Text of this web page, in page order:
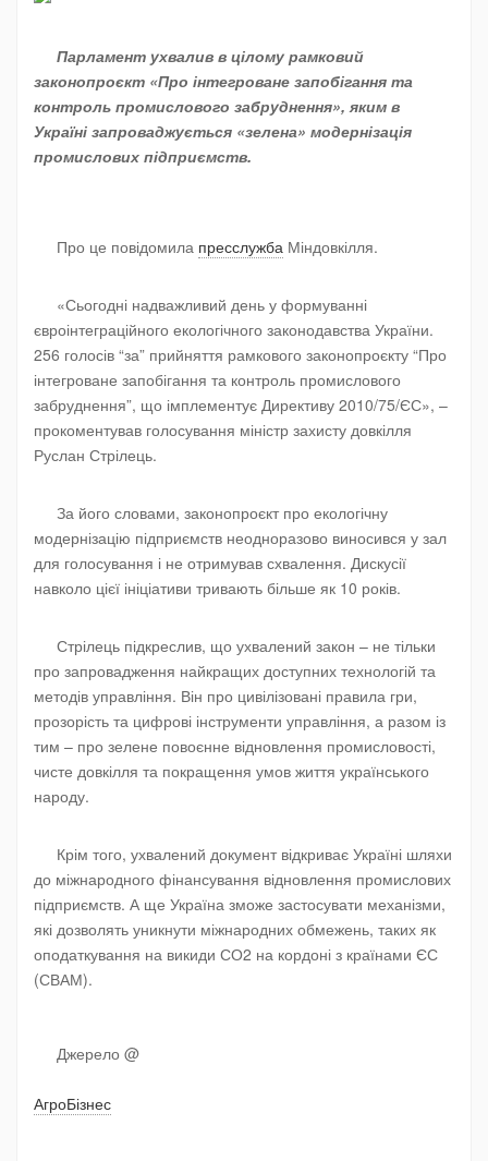
Парламент ухвалив в цілому рамковий
законопроєкт «Про інтегроване запобігання та
контроль промислового забруднення», яким в
Україні запроваджується «зелена» модернізація
промислових підприємств.
Про це повідомила пресслужба Міндовкілля.
«Сьогодні надважливий день у формуванні
євроінтеграційного екологічного законодавства України.
256 голосів “за” прийняття рамкового законопроєкту “Про
інтегроване запобігання та контроль промислового
забруднення”, що імплементує Директиву 2010/75/ЄС», –
прокоментував голосування міністр захисту довкілля
Руслан Стрілець.
За його словами, законопроєкт про екологічну
модернізацію підприємств неодноразово виносився у зал
для голосування і не отримував схвалення. Дискусії
навколо цієї ініціативи тривають більше як 10 років.
Стрілець підкреслив, що ухвалений закон – не тільки
про запровадження найкращих доступних технологій та
методів управління. Він про цивілізовані правила гри,
прозорість та цифрові інструменти управління, а разом із
тим – про зелене повоєнне відновлення промисловості,
чисте довкілля та покращення умов життя українського
народу.
Крім того, ухвалений документ відкриває Україні шляхи
до міжнародного фінансування відновлення промислових
підприємств. А ще Україна зможе застосувати механізми,
які дозволять уникнути міжнародних обмежень, таких як
оподаткування на викиди СО2 на кордоні з країнами ЄС
(СВАМ).
Джерело @
АгроБізнес